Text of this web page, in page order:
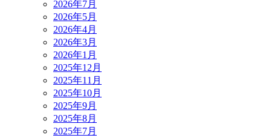
2026年7月
2026年5月
2026年4月
2026年3月
2026年1月
2025年12月
2025年11月
2025年10月
2025年9月
2025年8月
2025年7月